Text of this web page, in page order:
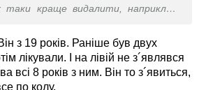
таки краще видалити, наприклад,
з 19 років. Раніше був двух
лікували. І на лівій не з´являвся
всі 8 років з ним. Він то з´явиться,
по колу.